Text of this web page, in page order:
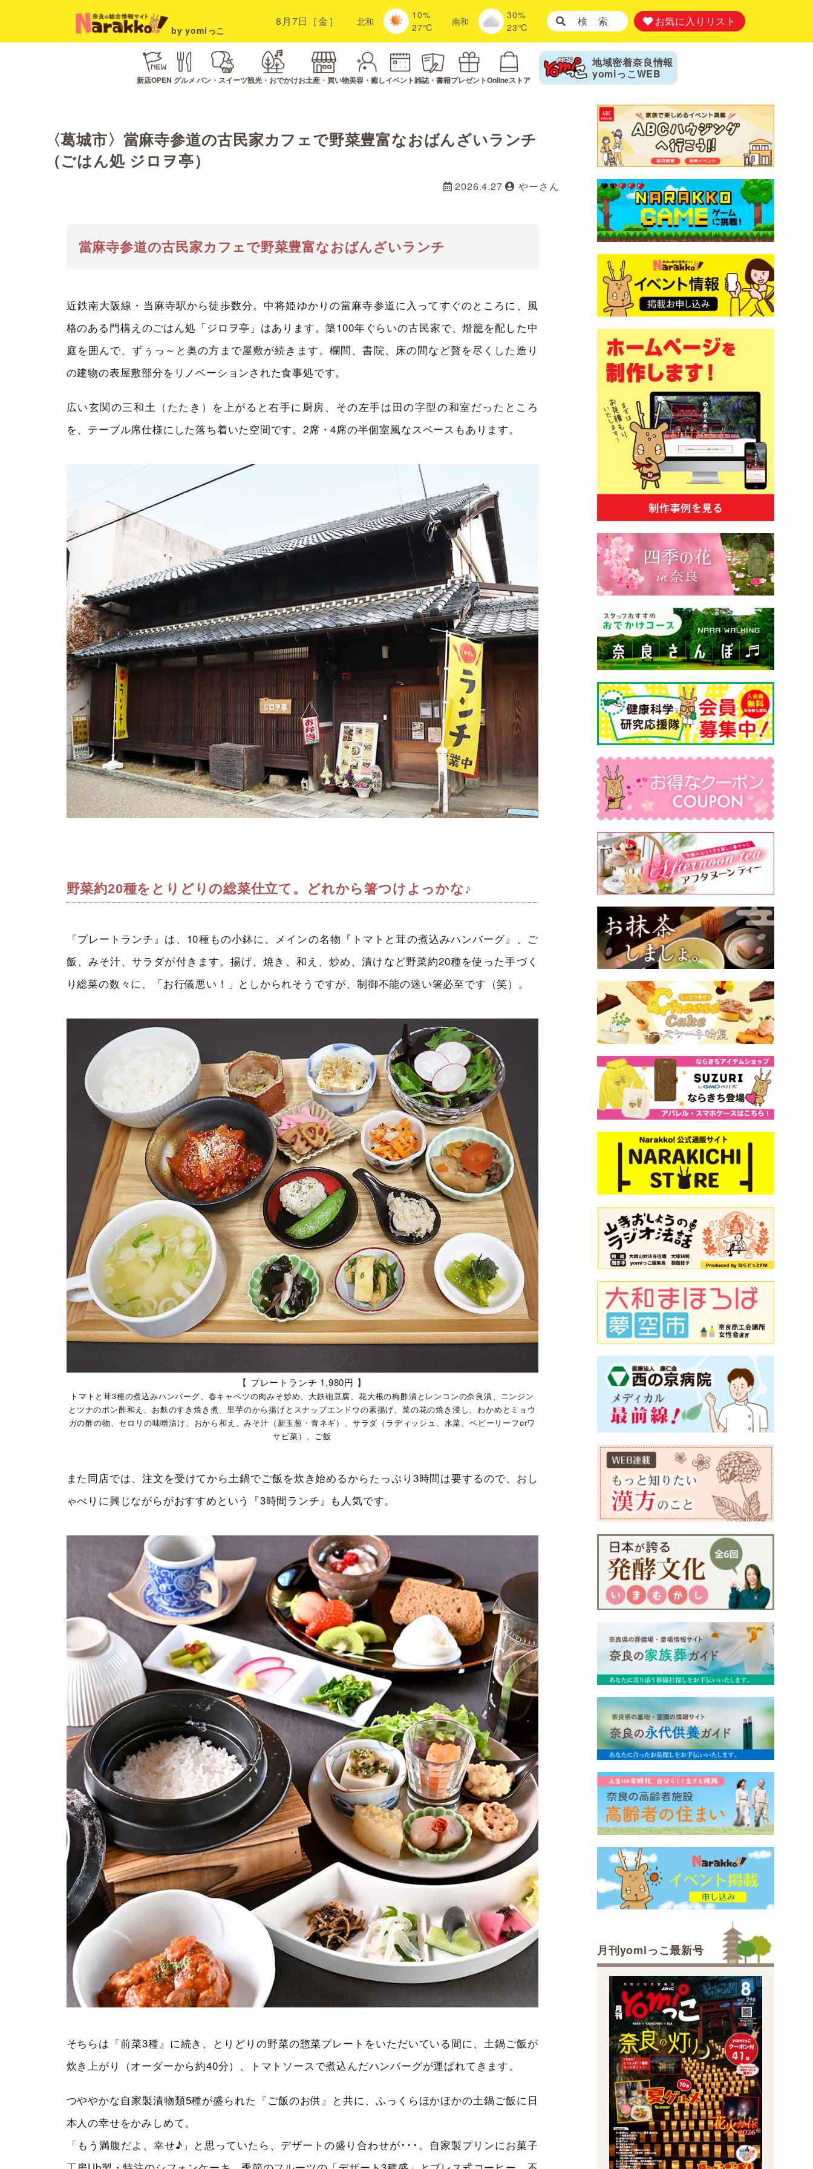
by yomiっこ
8月7日［金］ 北和
10%
27℃
南和
30%
23℃
検 索 お気に入りリスト
新店OPEN グルメ パン・スイーツ観光・おでかけお土産・買い物美容・癒しイベント雑誌・書籍プレゼントOnlineストア
地域密着奈良情報
yomiっこ WEB
〈葛城市〉當麻寺参道の古民家カフェで野菜豊富なおばんざいランチ
（ごはん処 ジロヲ亭）
2026.4.27 やーさん
當麻寺参道の古民家カフェで野菜豊富なおばんざいランチ
近鉄南大阪線・当麻寺駅から徒歩数分。中将姫ゆかりの當麻寺参道に入ってすぐのところに、風
格のある門構えのごはん処「ジロヲ亭」はあります。築100年ぐらいの古民家で、燈籠を配した中
庭を囲んで、ずぅっ～と奥の方まで屋敷が続きます。欄間、書院、床の間など贅を尽くした造り
の建物の表屋敷部分をリノベーションされた食事処です。
広い玄関の三和土（たたき）を上がると右手に厨房、その左手は田の字型の和室だったところ
を、テーブル席仕様にした落ち着いた空間です。2席・4席の半個室風なスペースもあります。
野菜約20種をとりどりの総菜仕立て。 どれから箸つけよっかな♪
『プレートランチ』は、10種もの小鉢に、メインの名物『トマトと茸の煮込みハンバーグ』、ご
飯、みそ汁、サラダが付きます。揚げ、焼き、和え、炒め、漬けなど野菜約20種を使った手づく
り総菜の数々に、「お行儀悪い！」としかられそうですが、制御不能の迷い箸必至です（笑）。
【 プレートランチ 1,980円 】
トマトと茸3種の煮込みハンバーグ、春キャベツの肉みそ炒め、大鉄砲豆腐、花大根の梅酢漬とレンコンの奈良漬、ニンジン
とツナのポン酢和え、お麩のすき焼き煮、里芋のから揚げとスナップエンドウの素揚げ、菜の花の焼き浸し、わかめとミョウ
ガの酢の物、セロリの味噌漬け、おから和え、みそ汁（新玉葱・青ネギ）、サラダ（ラディッシュ、水菜、ベビーリーフorワ
サビ菜）、ご飯
また同店では、注文を受けてから土鍋でご飯を炊き始めるからたっぷり3時間は要するので、おし
ゃべりに興じながらがおすすめという『3時間ランチ』も人気です。
そちらは『前菜3種』に続き、とりどりの野菜の惣菜プレートをいただいている間に、土鍋ご飯が
炊き上がり（オーダーから約40分）、トマトソースで煮込んだハンバーグが運ばれてきます。
つややかな自家製漬物類5種が盛られた『ご飯のお供』と共に、ふっくらほかほかの土鍋ご飯に日
本人の幸せをかみしめて。
「もう満腹だよ、幸せ♪」と思っていたら、デザートの盛り合わせが･･･。自家製プリンにお菓子
月刊yomiっこ最新号